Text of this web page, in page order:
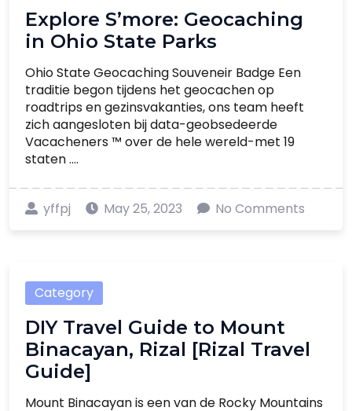
Explore S’more: Geocaching
in Ohio State Parks
Ohio State Geocaching Souveneir Badge Een
traditie begon tijdens het geocachen op
roadtrips en gezinsvakanties, ons team heeft
zich aangesloten bij data-geobsedeerde
Vacacheners ™ over de hele wereld-met 19
staten ....
yffpj May 25, 2023 No Comments
Category
DIY Travel Guide to Mount
Binacayan, Rizal [Rizal Travel
Guide]
Mount Binacayan is een van de Rocky Mountains